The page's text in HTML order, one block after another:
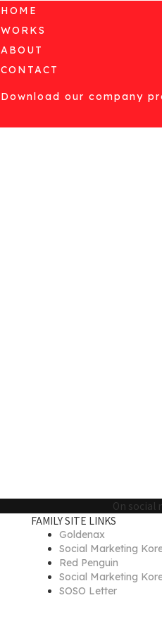
HOME
WORKS
ABOUT
CONTACT
Download our company
On social
FAMILY SITE LINKS
Goldenax
Social Marketing
Red Penguin
Social Marketing
SOSO Letter